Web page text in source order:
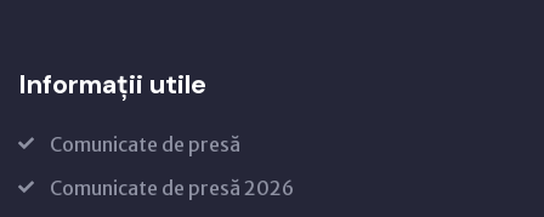
Informații utile
Comunicate de presă
Comunicate de presă 2026